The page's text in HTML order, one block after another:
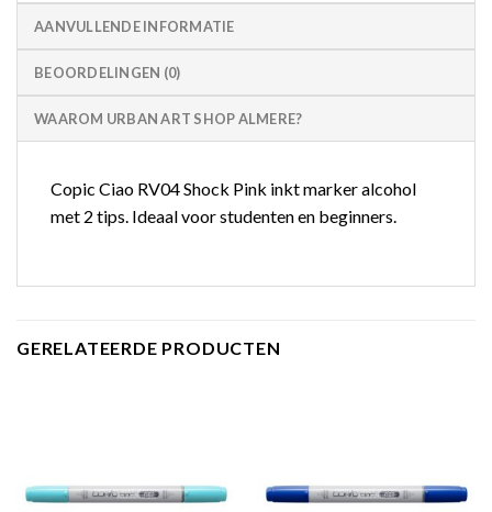
AANVULLENDE INFORMATIE
BEOORDELINGEN (0)
WAAROM URBAN ART SHOP ALMERE?
Copic Ciao RV04 Shock Pink inkt marker alcohol
met 2 tips. Ideaal voor studenten en beginners.
GERELATEERDE PRODUCTEN